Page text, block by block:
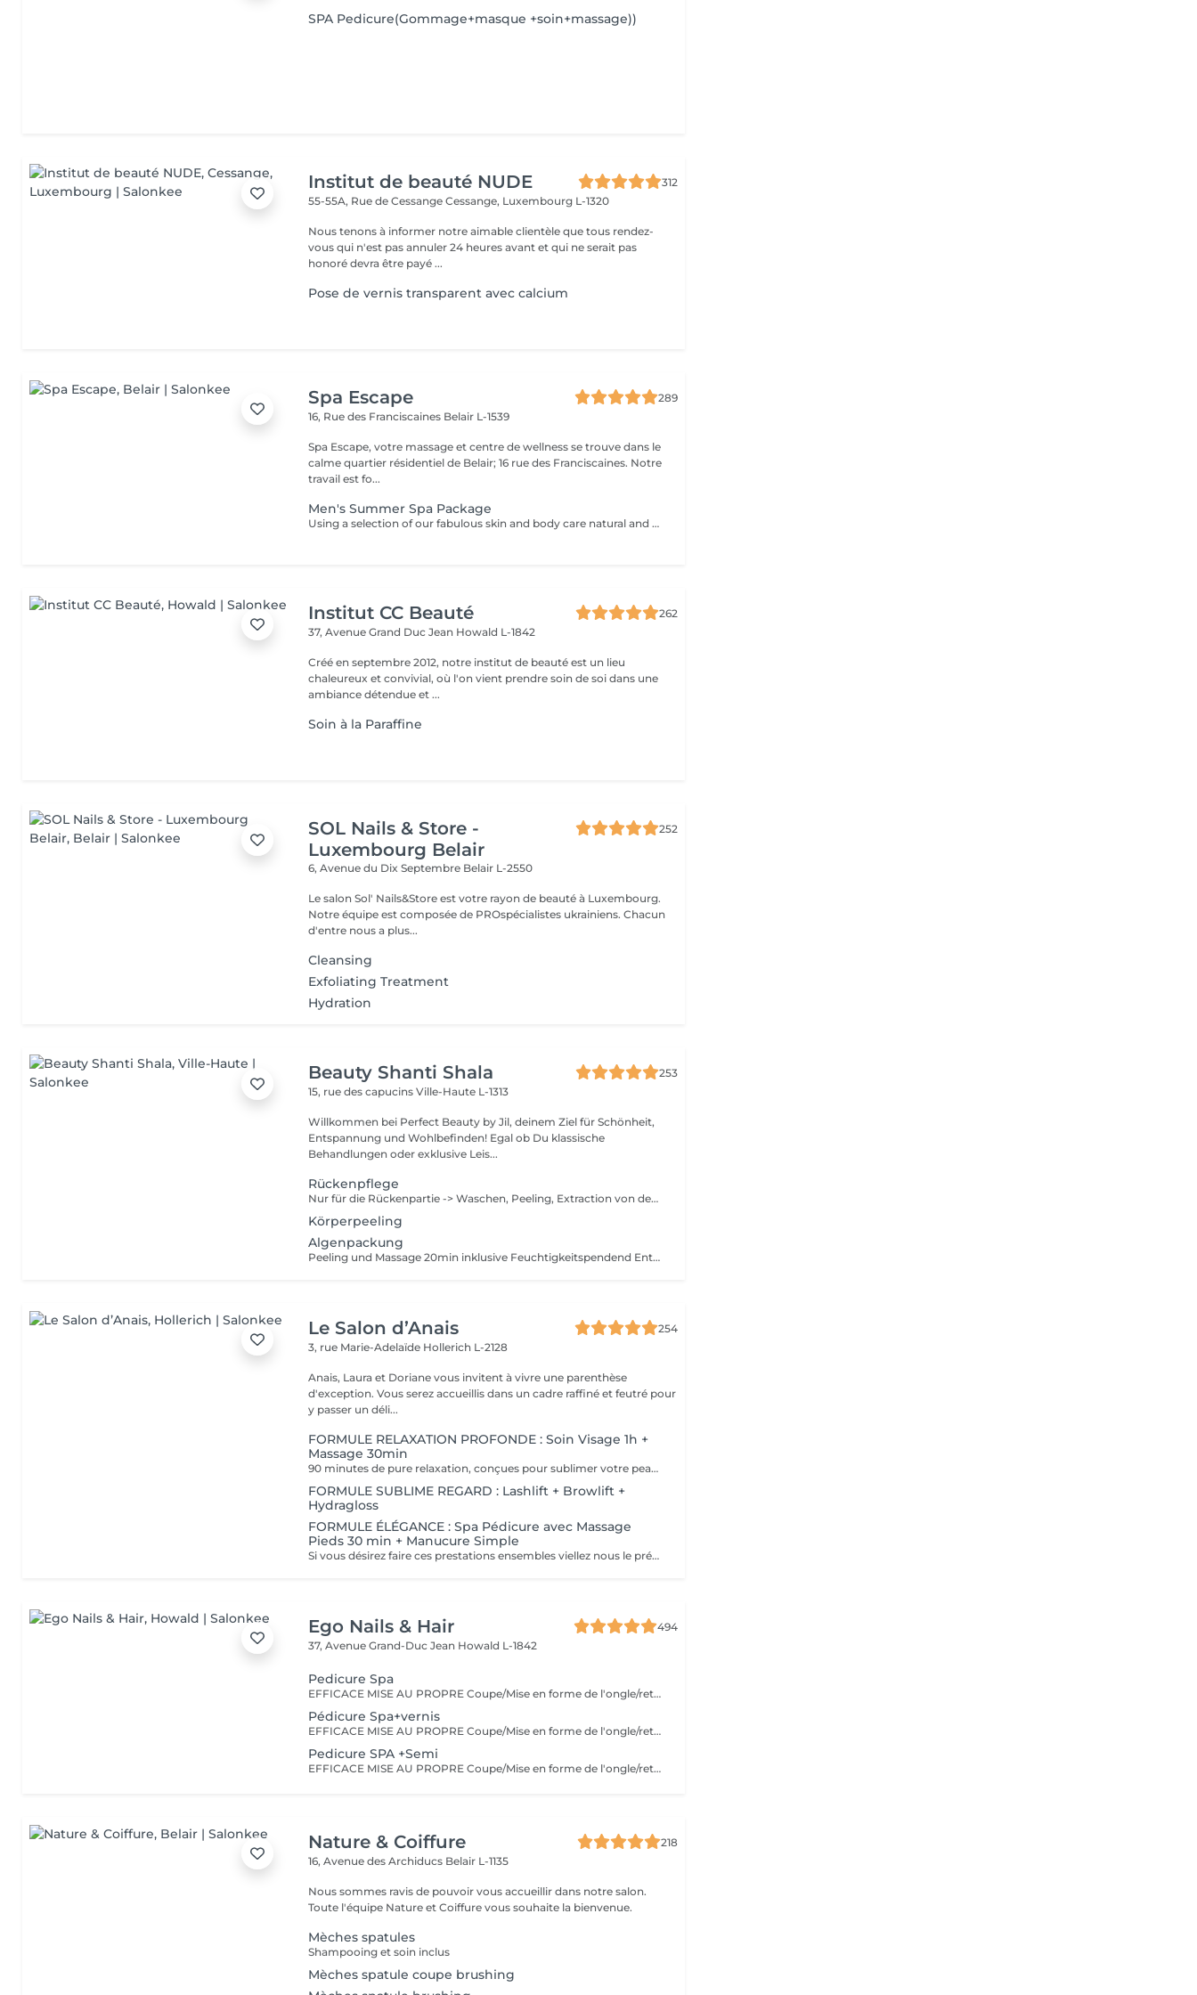
SPA Pedicure(Gommage+masque +soin+massage))
Institut de beauté NUDE
312
55-55A, Rue de CessangeCessange, Luxembourg L-1320
Nous tenons à informer notre aimable clientèle que tous rendez-
vous qui n'est pas annuler 24 heures avant et qui ne serait pas
honoré devra être payé ...
Pose de vernis transparent avec calcium
Spa Escape
289
16, Rue des Franciscaines Belair L-1539
Spa Escape, votre massage et centre de wellness se trouve dans le
calme quartier résidentiel de Belair; 16 rue des Franciscaines. Notre
travail est fo...
Men's Summer Spa Package
Using a selection of our fabulous skin and body care natural and organic products, we provide you with a Kanzu foot bath and massage while you sip on a thyme and cucumber Sparkling Water concoction (optional). Then feel the tension and stress melt away from your face, neck, shoulders and scalp as you lay back and experience an upper body massage followed by an intoxicating, hot-towel face treatment ending with a calming hair and scalp massage.
Institut CC Beauté
262
37, Avenue Grand Duc Jean Howald L-1842
Créé en septembre 2012, notre institut de beauté est un lieu
chaleureux et convivial, où l'on vient prendre soin de soi dans une
ambiance détendue et ...
Soin à la Paraffine
SOL Nails & Store -
Luxembourg Belair
252
6, Avenue du Dix Septembre Belair L-2550
Le salon Sol' Nails&Store est votre rayon de beauté à Luxembourg.
Notre équipe est composée de PROspécialistes ukrainiens. Chacun
d'entre nous a plus...
Cleansing
Exfoliating Treatment
Hydration
Beauty Shanti Shala
253
15, rue des capucinsVille-Haute L-1313
Willkommen bei Perfect Beauty by Jil, deinem Ziel für Schönheit,
Entspannung und Wohlbefinden! Egal ob Du klassische
Behandlungen oder exklusive Leis...
Rückenpflege
Nur für die Rückenpartie -> Waschen, Peeling, Extraction von den schwarzen Punkten & Pickeln, Massage 10min und Maske 10min
Körperpeeling
Algenpackung
Peeling und Massage 20min inklusive Feuchtigkeitspendend Entgiftend Reinigend Stimulierend
Le Salon d’Anais
254
3, rue Marie-Adelaïde Hollerich L-2128
Anais, Laura et Doriane vous invitent à vivre une parenthèse
d'exception. Vous serez accueillis dans un cadre raffiné et feutré pour
y passer un déli...
FORMULE RELAXATION PROFONDE : Soin Visage 1h +
Massage 30min
90 minutes de pure relaxation, conçues pour sublimer votre peau tout en relâchant les tensions du corps. Une Tisane détox vous sera offerte pour prolonger cet instant de douceur.
FORMULE SUBLIME REGARD : Lashlift + Browlift +
Hydragloss
FORMULE ÉLÉGANCE : Spa Pédicure avec Massage
Pieds 30 min + Manucure Simple
Si vous désirez faire ces prestations ensembles viellez nous le préciser en note lors de votre réservation. Un supplément vous sera demander si vous souhaiter un vernis simple ou semi-permanent.
Ego Nails & Hair
494
37, Avenue Grand-Duc Jean Howald L-1842
Pedicure Spa
EFFICACE MISE AU PROPRE Coupe/Mise en forme de l'ongle/retrait des cuticules/retrait des callosités/peeling/gommage/crème La pédicure classique est une pédicure simple complète et efficace elle est parfaite pour entretenir vos pieds tout au long de l'année.
Pédicure Spa+vernis
EFFICACE MISE AU PROPRE Coupe/Mise en forme de l'ongle/retrait des cuticules/retrait des callosités/peeling/gommage/crème La pédicure classique est une pédicure simple complète et efficace elle est parfaite pour entretenir vos pieds tout au long de l'année.
Pedicure SPA +Semi
EFFICACE MISE AU PROPRE Coupe/Mise en forme de l'ongle/retrait des cuticules/retrait des callosités/peeling/gommage/crème La pédicure classique est une pédicure simple complète et efficace elle est parfaite pour entretenir vos pieds tout au long de l'année.
Nature & Coiffure
218
16, Avenue des Archiducs Belair L-1135
Nous sommes ravis de pouvoir vous accueillir dans notre salon.
Toute l'équipe Nature et Coiffure vous souhaite la bienvenue.
Mèches spatules
Shampooing et soin inclus
Mèches spatule coupe brushing